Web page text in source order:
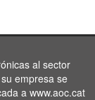
al sector
empresa se
a www.aoc.cat